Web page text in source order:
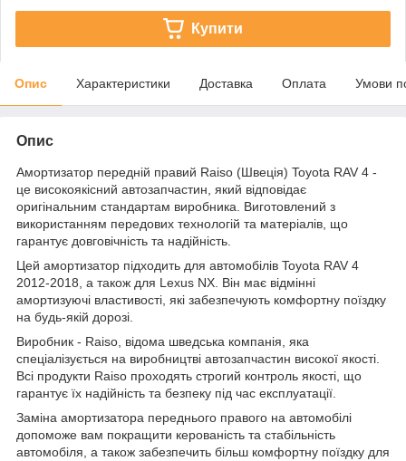
Купити
Опис Характеристики Доставка Оплата Умови
Опис
Амортизатор передній правий Raiso (Швеція) Toyota RAV 4 -
це високоякісний автозапчастин, який відповідає
оригінальним стандартам виробника. Виготовлений з
використанням передових технологій та матеріалів, що
гарантує довговічність та надійність.
Цей амортизатор підходить для автомобілів Toyota RAV 4
2012-2018, а також для Lexus NX. Він має відмінні
амортизуючі властивості, які забезпечують комфортну поїздку
на будь-якій дорозі.
Виробник - Raiso, відома шведська компанія, яка
спеціалізується на виробництві автозапчастин високої якості.
Всі продукти Raiso проходять строгий контроль якості, що
гарантує їх надійність та безпеку під час експлуатації.
Заміна амортизатора переднього правого на автомобілі
допоможе вам покращити керованість та стабільність
автомобіля, а також забезпечить більш комфортну поїздку для